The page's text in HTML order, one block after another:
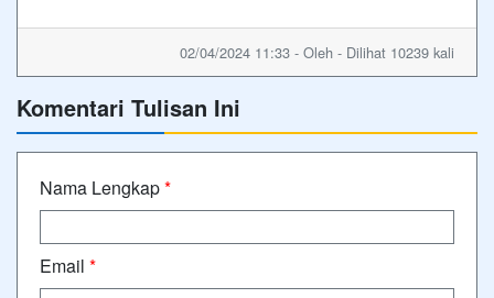
02/04/2024 11:33 - Oleh - Dilihat 10239 kali
Komentari Tulisan Ini
Nama Lengkap*
Email *